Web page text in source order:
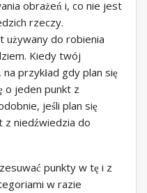
obrażeń i, co nie jest
rzeczy.
używany do robienia
Kiedy twój
przykład gdy plan się
o jeden punkt z
jeśli plan się
z niedźwiedzia do
punkty w tę i z
w razie